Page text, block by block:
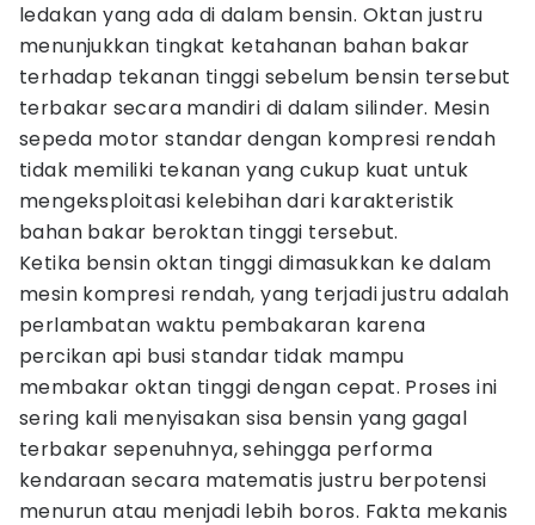
ledakan yang ada di dalam bensin. Oktan justru
menunjukkan tingkat ketahanan bahan bakar
terhadap tekanan tinggi sebelum bensin tersebut
terbakar secara mandiri di dalam silinder. Mesin
sepeda motor standar dengan kompresi rendah
tidak memiliki tekanan yang cukup kuat untuk
mengeksploitasi kelebihan dari karakteristik
bahan bakar beroktan tinggi tersebut.
Ketika bensin oktan tinggi dimasukkan ke dalam
mesin kompresi rendah, yang terjadi justru adalah
perlambatan waktu pembakaran karena
percikan api busi standar tidak mampu
membakar oktan tinggi dengan cepat. Proses ini
sering kali menyisakan sisa bensin yang gagal
terbakar sepenuhnya, sehingga performa
kendaraan secara matematis justru berpotensi
menurun atau menjadi lebih boros. Fakta mekanis